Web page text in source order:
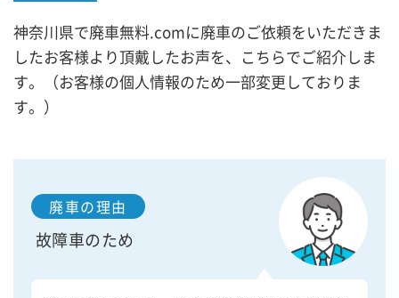
神奈川県で廃車無料.comに廃車のご依頼をいただきま
したお客様より頂戴したお声を、こちらでご紹介しま
す。（お客様の個人情報のため一部変更しておりま
す。）
廃車の理由
故障車のため